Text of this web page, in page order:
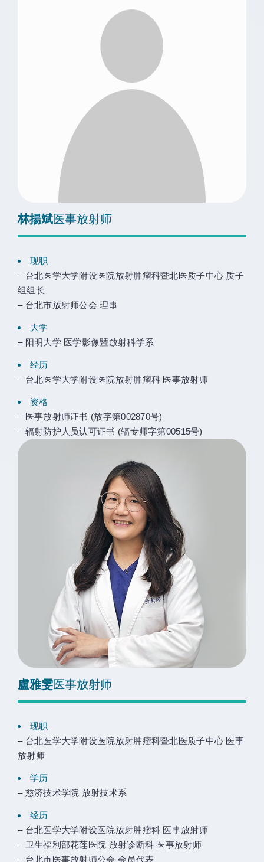
林揚斌医事放射师
现职
– 台北医学大学附设医院放射肿瘤科暨北医质子中心 质子
组组长
– 台北市放射师公会 理事
大学
– 阳明大学 医学影像暨放射科学系
经历
– 台北医学大学附设医院放射肿瘤科 医事放射师
资格
– 医事放射师证书 (放字第002870号)
– 辐射防护人员认可证书 (辐专师字第00515号)
盧雅雯医事放射师
现职
– 台北医学大学附设医院放射肿瘤科暨北医质子中心 医事
放射师
学历
– 慈济技术学院 放射技术系
经历
– 台北医学大学附设医院放射肿瘤科 医事放射师
– 卫生福利部花莲医院 放射诊断科 医事放射师
– 台北市医事放射师公会 会员代表